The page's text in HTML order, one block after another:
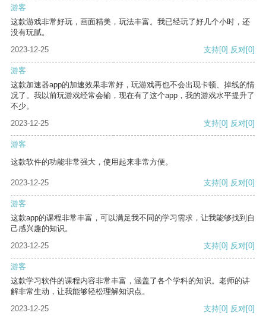
游客
这款游戏非常好玩，画面精美，玩法丰富。我已经玩了好几个小时，还
没有玩腻。
2023-12-25
支持[0] 反对[0]
游客
这款加速器app的加速效果非常好，玩游戏再也不会出现卡顿、掉线的情
况了。我以前玩游戏经常会输，现在有了这个app，我的游戏水平提升了
不少。
2023-12-25
支持[0] 反对[0]
游客
这款软件的功能非常强大，使用起来非常方便。
2023-12-25 支持[0] 反对[0]
游客
这款app的课程非常丰富，可以满足我不同的学习需求，让我能够找到自
己感兴趣的知识。
2023-12-25
支持[0] 反对[0]
游客
这款学习软件的课程内容非常丰富，涵盖了各个学科的知识。老师的讲
解非常生动，让我能够轻松理解知识点。
2023-12-25
支持[0] 反对[0]